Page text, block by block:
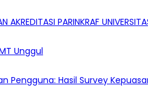
AKREDITASI PARINKRAF
Unggul
Pengguna: Hasil Survey